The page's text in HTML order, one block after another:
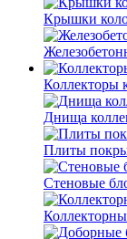
Крышки
Коллекторы
Днища
Плиты
Стеновые